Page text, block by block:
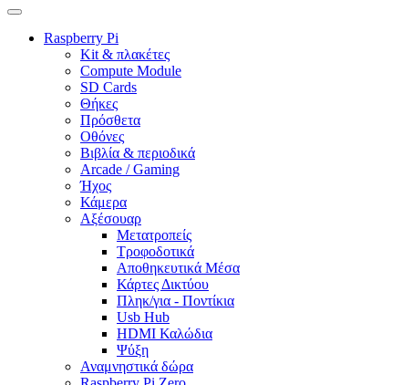
Raspberry Pi
Kit & πλακέτες
Compute Module
SD Cards
Θήκες
Πρόσθετα
Οθόνες
Βιβλία & περιοδικά
Arcade / Gaming
Ήχος
Κάμερα
Αξέσουαρ
Μετατροπείς
Τροφοδοτικά
Αποθηκευτικά Μέσα
Κάρτες Δικτύου
Πληκ/για - Ποντίκια
Usb Hub
HDMI Καλώδια
Ψύξη
Αναμνηστικά δώρα